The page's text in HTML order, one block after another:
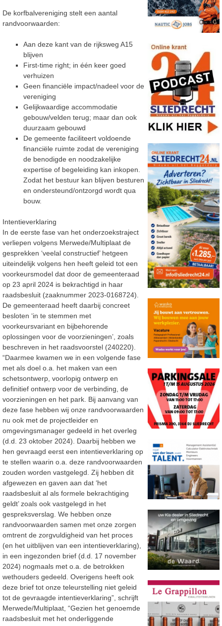
De korfbalvereniging stelt een aantal
randvoorwaarden:
Aan deze kant van de rijksweg A15
blijven
First-time right; in één keer goed
verhuizen
Geen financiële impact/nadeel voor de
vereniging
Gelijkwaardige accommodatie
gebouw/velden terug; maar dan ook
duurzaam gebouwd
De gemeente faciliteert voldoende
financiële ruimte zodat de vereniging
de benodigde en noodzakelijke
expertise of begeleiding kan inkopen.
Zodat het bestuur kan blijven besturen
en ondersteund/ontzorgd wordt qua
bouw.
Intentieverklaring
In de eerste fase van het onderzoekstraject
verliepen volgens Merwede/Multiplaat de
gesprekken ‘veelal constructief’ hetgeen
uiteindelijk volgens hen heeft geleid tot een
voorkeursmodel dat door de gemeenteraad
op 23 april 2024 is bekrachtigd in haar
raadsbesluit (zaaknummer 2023-0168724).
De gemeenteraad heeft daarbij concreet
besloten ‘in te stemmen met
voorkeursvariant en bijbehorende
oplossingen voor de voorzieningen’, zoals
beschreven in het raadsvoorstel (240220).
“Daarmee kwamen we in een volgende fase
met als doel o.a. het maken van een
schetsontwerp, voorlopig ontwerp en
definitief ontwerp voor de verbinding, de
voorzieningen en het park. Bij aanvang van
deze fase hebben wij onze randvoorwaarden
nu ook met de projectleider en
omgevingsmanager gedeeld in het overleg
(d.d. 23 oktober 2024). Daarbij hebben we
hen gevraagd eerst een intentieverklaring op
te stellen waarin o.a. deze randvoorwaarden
zouden worden vastgelegd. Zij hebben dit
afgewezen en gaven aan dat ‘het
raadsbesluit al als formele bekrachtiging
geldt’ zoals ook vastgelegd in het
gespreksverslag. We hebben onze
randvoorwaarden samen met onze zorgen
omtrent de zorgvuldigheid van het proces
(en het uitblijven van een intentieverklaring),
in een ingezonden brief (d.d. 17 november
2024) nogmaals met o.a. de betrokken
wethouders gedeeld. Overigens heeft ook
deze brief tot onze teleurstelling niet geleid
tot de gevraagde intentieverklaring”, schrijft
Merwede/Multiplaat, “Gezien het genoemde
raadsbesluit met het onderliggende